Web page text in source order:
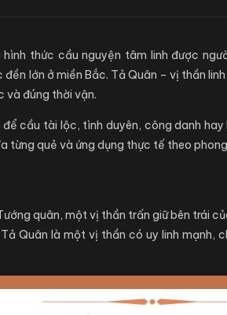
hình thức cầu nguyện tâm linh được
lớn ở miền Bắc. Tả Quân – vị thần
và đúng thời vận.
cầu tài lộc, tình duyên, công danh
từng quẻ và ứng dụng thực tế theo
quân, một vị thần trấn giữ bên trái
Quân là một vị thần có uy linh mạnh,